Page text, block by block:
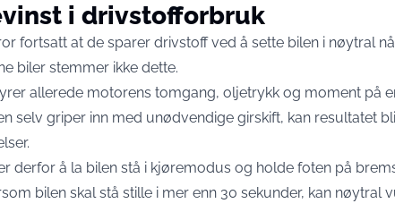
i drivstofforbruk
fortsatt at de sparer drivstoff ved å sette bilen i nøytral
biler stemmer ikke dette.
allerede motorens tomgang, oljetrykk og moment på
selv griper inn med unødvendige girskift, kan resultatet
derfor å la bilen stå i kjøremodus og holde foten på
bilen skal stå stille i mer enn 30 sekunder, kan nøytral